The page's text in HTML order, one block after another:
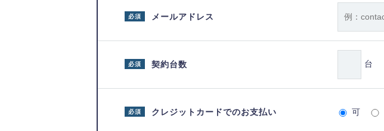
メールアドレス
必須
契約台数
必須 台
クレジットカードでのお支払い
必須 可